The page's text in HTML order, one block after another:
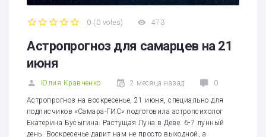
0 ( 0 votes) 473
Астропрогноз для самарцев на 21
июня
Юлия Кравченко 2 месяца назад 0
Астропрогноз на воскресенье, 21 июня, специально для
подписчиков «Самара-ГИС» подготовила астропсихолог
Екатерина Бусыгина. Растущая Луна в Деве. 6-7 лунный
день. Воскресенье дарит нам не просто выходной, а